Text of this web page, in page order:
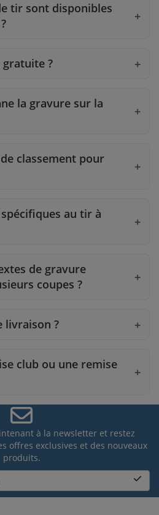
tir sont disponibles
gratuite ?
la gravure sur la
classement pour
au tir à
de gravure
coupes ?
livraison ?
club ou une remise
à la newsletter et restez
offres exclusives et des nouveaux
produits.